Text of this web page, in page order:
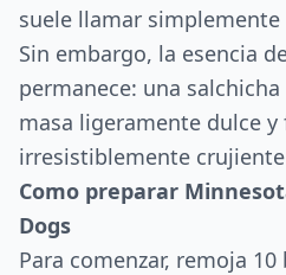
suele llamar simplemente
Sin embargo, la esencia
permanece: una
masa ligeramente dulce
irresistiblemente
Como preparar
Dogs
Para comenzar, remoja